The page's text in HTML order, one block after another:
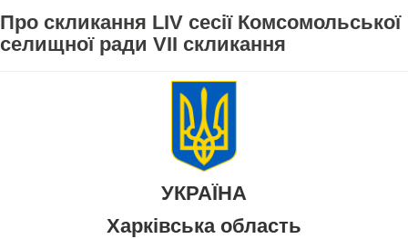
Про скликання LIV сесії Комсомольської
селищної ради VII скликання
УКРАЇНА
Харківська область